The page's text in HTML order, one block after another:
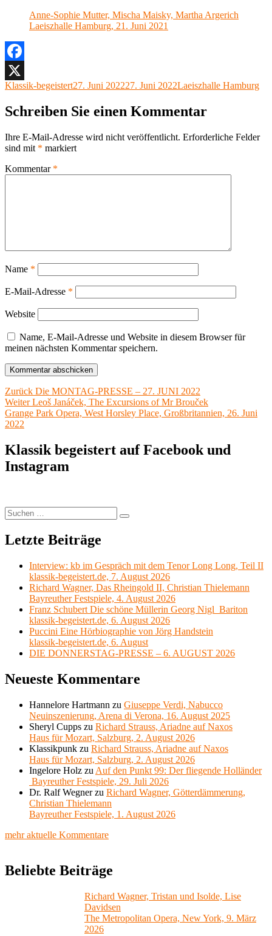
Anne-Sophie Mutter, Mischa Maisky, Martha Argerich
Laeiszhalle Hamburg, 21. Juni 2021
Facebook
X
Autor
Klassik-begeistertVeröffentlicht
27. Juni 202227. Juni 2022Kategorien
Laeiszhalle Hamburg
Schreiben Sie einen Kommentar
Ihre E-Mail-Adresse wird nicht veröffentlicht. Erforderliche Felder
sind mit * markiert
Kommentar *
Name *
E-Mail-Adresse *
Website
Name, E-Mail-Adresse und Website in diesem Browser für
meinen nächsten Kommentar speichern.
Beitragsnavigation
Zurück Vorheriger
Beitrag:
Die MONTAG-PRESSE – 27. JUNI 2022
Weiter Nächster
Beitrag:
Leoš Janáček, The Excursions of Mr Brouček
Grange Park Opera, West Horsley Place, Großbritannien, 26. Juni
2022
Klassik begeistert auf Facebook und
Instagram
Suchen
nach:
Suchen
Letzte Beiträge
Interview: kb im Gespräch mit dem Tenor Long Long, Teil II
klassik-begeistert.de, 7. August 2026
Richard Wagner, Das Rheingold II, Christian Thielemann
Bayreuther Festspiele, 4. August 2026
Franz Schubert Die schöne Müllerin Georg Nigl Bariton
klassik-begeistert.de, 6. August 2026
Puccini Eine Hörbiographie von Jörg Handstein
klassik-begeistert.de, 6. August
DIE DONNERSTAG-PRESSE – 6. AUGUST 2026
Neueste Kommentare
Hannelore Hartmann zu Giuseppe Verdi, Nabucco
Neuinszenierung, Arena di Verona, 16. August 2025
Sheryl Cupps zu Richard Strauss, Ariadne auf Naxos
Haus für Mozart, Salzburg, 2. August 2026
Klassikpunk zu Richard Strauss, Ariadne auf Naxos
Haus für Mozart, Salzburg, 2. August 2026
Ingelore Holz zu Auf den Punkt 99: Der fliegende Holländer
Bayreuther Festspiele, 29. Juli 2026
Dr. Ralf Wegnerzu Richard Wagner, Götterdämmerung,
Christian Thielemann
Bayreuther Festspiele, 1. August 2026
mehr aktuelle Kommentare
Beliebte Beiträge
Richard Wagner, Tristan und Isolde, Lise
Davidsen
The Metropolitan Opera, New York, 9. März
2026